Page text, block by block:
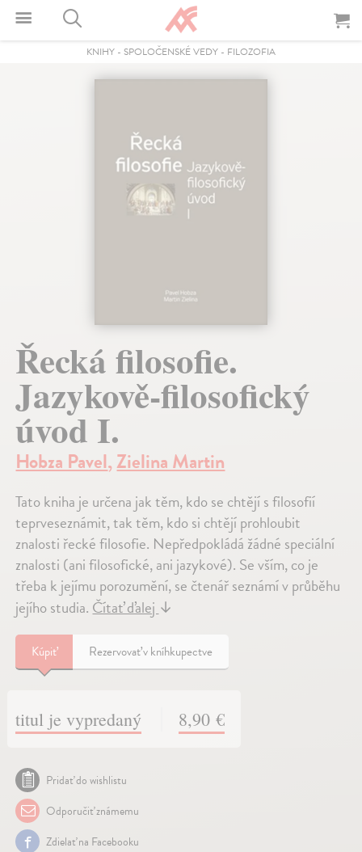
KNIHY - SPOLOČENSKÉ VEDY - FILOZOFIA
Řecká filosofie.
Jazykově-filosofický
úvod I.
Hobza Pavel,Zielina Martin
Tato kniha je určena jak těm, kdo se chtějí s filosofií
teprveseznámit, tak těm, kdo si chtějí prohloubit
znalosti řecké filosofie. Nepředpokládá žádné speciální
znalosti (ani filosofické, ani jazykové). Se vším, co je
třeba k jejímu porozumění, se čtenář seznámí v průběhu
jejího studia. Čítať ďalej ↓
Kúpiť Rezervovať v kníhkupectve
titul je vypredaný 8,90 €
Pridať do wishlistu
Odporučiť známemu
Zdielať na Facebooku